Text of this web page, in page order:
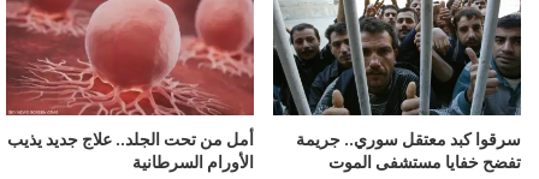
سرقوا كبد معتقل سوري.. جريمة
تفضح خفايا مستشفى الموت
أمل من تحت الجلد.. علاج جديد يذيب
الأورام السرطانية